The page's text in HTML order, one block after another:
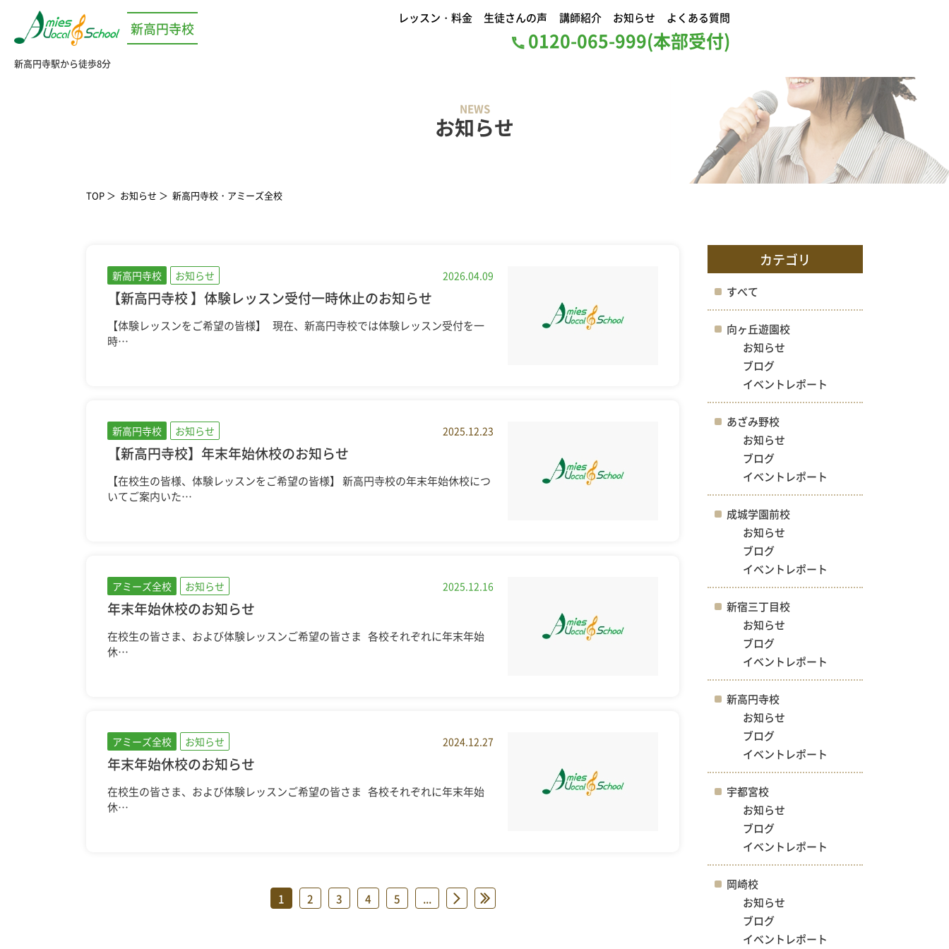
新高円寺校
新高円寺駅から徒歩8分
レッスン・料金 生徒さんの声 講師紹介 お知らせ よくある質問
0120-065-999(本部受付)
NEWS
お知らせ
TOP お知らせ 新高円寺校・アミーズ全校
新高円寺校 お知らせ 2026.04.09
【新高円寺校 】体験レッスン受付一時休止のお知らせ
【体験レッスンをご希望の皆様】 現在、新高円寺校では体験レッスン受付を一
時…
新高円寺校 お知らせ 2025.12.23
【新高円寺校】年末年始休校のお知らせ
【在校生の皆様、体験レッスンをご希望の皆様】 新高円寺校の年末年始休校につ
いてご案内いた…
アミーズ全校 お知らせ 2025.12.16
年末年始休校のお知らせ
在校生の皆さま、および体験レッスンご希望の皆さま 各校それぞれに年末年始
休…
アミーズ全校 お知らせ 2024.12.27
年末年始休校のお知らせ
在校生の皆さま、および体験レッスンご希望の皆さま 各校それぞれに年末年始
休…
1 2 3 4 5 ... » »
カテゴリ
すべて
向ヶ丘遊園校
お知らせ
ブログ
イベントレポート
あざみ野校
お知らせ
ブログ
イベントレポート
成城学園前校
お知らせ
ブログ
イベントレポート
新宿三丁目校
お知らせ
ブログ
イベントレポート
新高円寺校
お知らせ
ブログ
イベントレポート
宇都宮校
お知らせ
ブログ
イベントレポート
岡崎校
お知らせ
ブログ
イベントレポート